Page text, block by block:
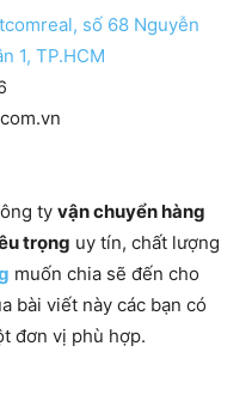
số 68 Nguyễn
1, TP.HCM
ty vận chuyển hàng
trọng uy tín, chất lượng
muốn chia sẽ đến cho
bài viết này các bạn có
đơn vị phù hợp.